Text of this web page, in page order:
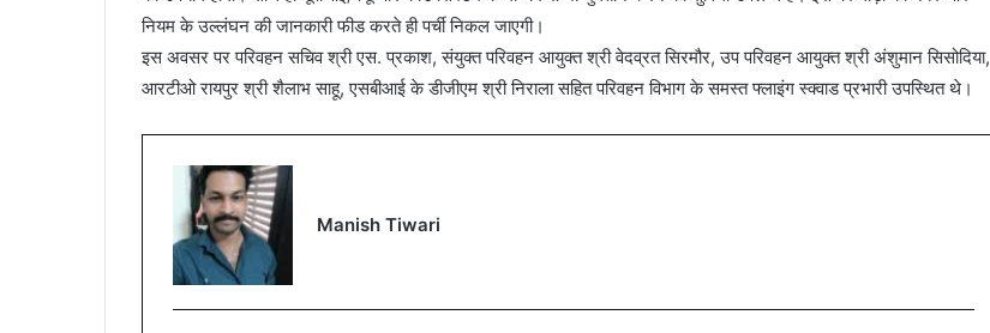
नियम के उल्लंघन की जानकारी फीड करते ही पर्ची निकल जाएगी।
इस अवसर पर परिवहन सचिव श्री एस. प्रकाश, संयुक्त परिवहन आयुक्त श्री वेदव्रत सिरमौर, उप परिवहन आयुक्त श्री अंशुमान सिसोदिया,
आरटीओ रायपुर श्री शैलाभ साहू, एसबीआई के डीजीएम श्री निराला सहित परिवहन विभाग के समस्त फ्लाइंग स्क्वाड प्रभारी उपस्थित थे।
Manish Tiwari